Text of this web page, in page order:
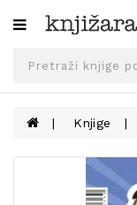
Kategorije
SVEUČILIŠNA
UDŽBENICI
KNJIGE
PRIBOR
Knjige